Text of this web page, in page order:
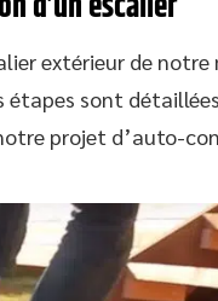
extérieur de
étapes sont
projet d’auto-